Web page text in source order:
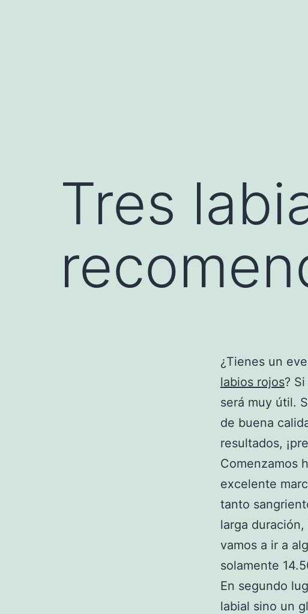
Tres
¿Tienes un
labios rojos?
será muy útil.
de buena
resultados,
Comenzamos
excelente
tanto
larga
vamos a ir a
solamente
En segundo
labial sino un